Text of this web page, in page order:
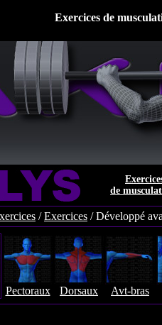
Exercices de
de
/Exercices /Développé
Pectoraux Dorsaux Avt-bras